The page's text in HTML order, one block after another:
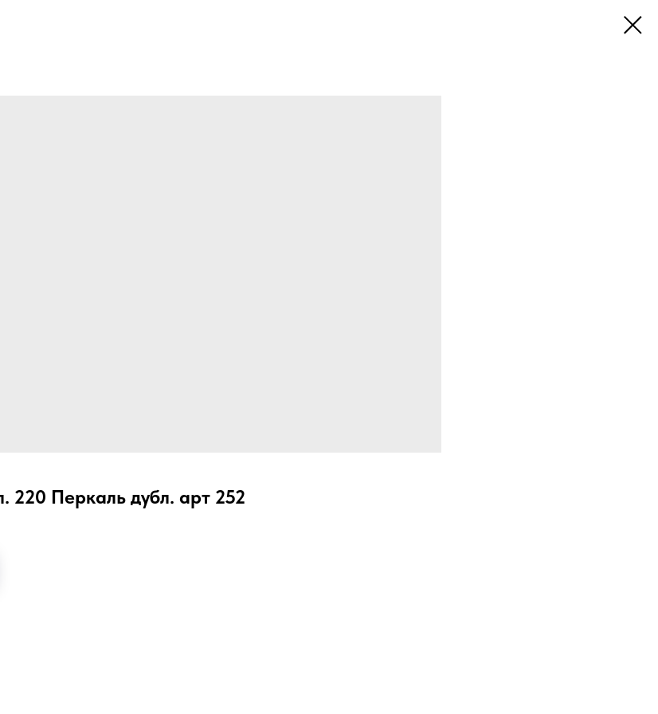
220 Перкаль дубл. арт 252